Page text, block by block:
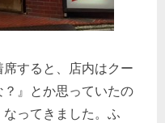
すると、店内はクー
』とか思っていたの
ってきました。ふ